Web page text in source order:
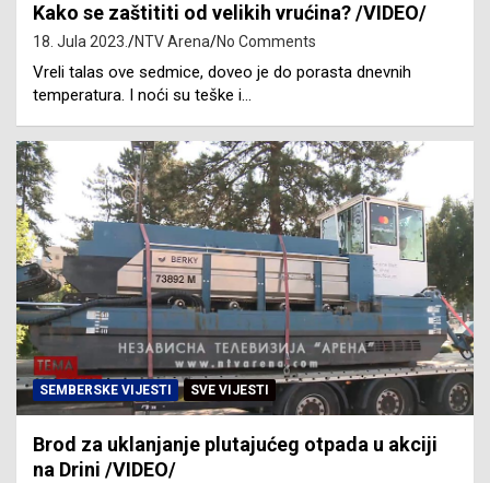
Kako se zaštititi od velikih vrućina? /VIDEO/
18. Jula 2023. NTV Arena No Comments
Vreli talas ove sedmice, doveo je do porasta dnevnih
temperatura. I noći su teške i…
SEMBERSKE VIJESTI SVE VIJESTI
Brod za uklanjanje plutajućeg otpada u akciji
na Drini /VIDEO/